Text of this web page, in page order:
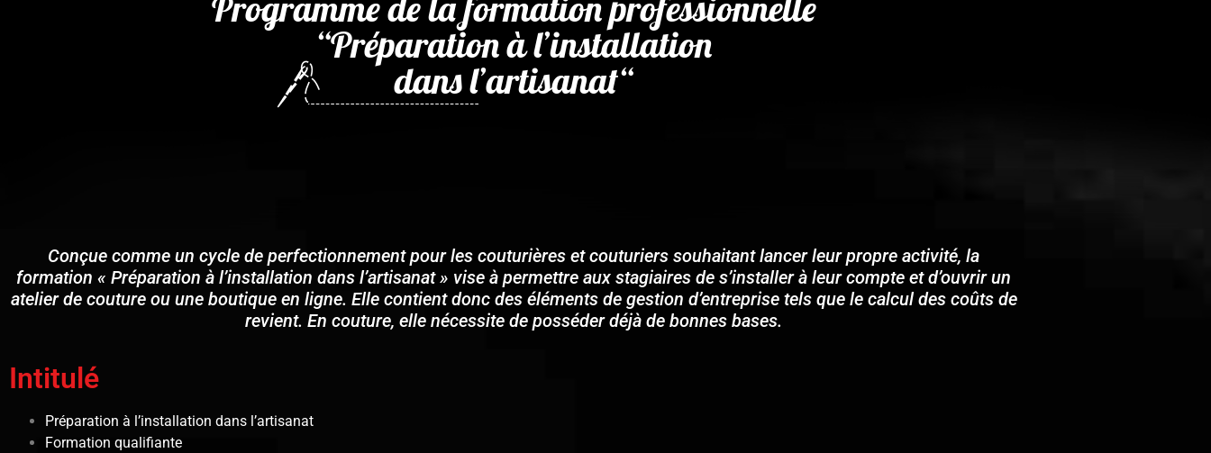
“Préparation à l’installation
dans l’artisanat“
Conçue comme un cycle de perfectionnement pour les couturières et couturiers souhaitant lancer leur propre activité, la
formation « Préparation à l’installation dans l’artisanat » vise à permettre aux stagiaires de s’installer à leur compte et d’ouvrir un
atelier de couture ou une boutique en ligne. Elle contient donc des éléments de gestion d’entreprise tels que le calcul des coûts de
revient. En couture, elle nécessite de posséder déjà de bonnes bases.
Intitulé
Préparation à l’installation dans l’artisanat
Formation qualifiante